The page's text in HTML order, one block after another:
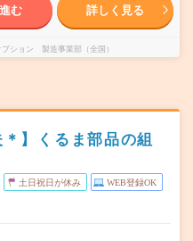
む 詳しく見る
ション 製造事業部（全国）
】くるま部品の組
土日祝日が休み WEB登録OK